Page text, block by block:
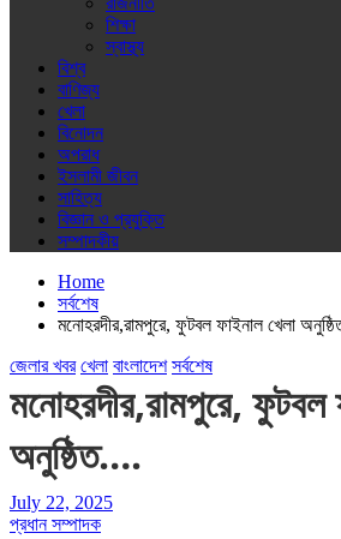
শিক্ষা
স্বাস্থ্য
বিশ্ব
বাণিজ্য
খেলা
বিনোদন
অপরাধ
ইসলামী জীবন
সাহিত্য
বিজ্ঞান ও প্রযুক্তি
সম্পাদকীয়
Home
সর্বশেষ
মনোহরদীর,রামপুরে, ফুটবল ফাইনাল খেলা
জেলার খবর খেলা বাংলাদেশ সর্বশেষ
মনোহরদীর,রামপুরে, ফুটবল
অনুষ্ঠিত….
July 22, 2025
প্রধান সম্পাদক